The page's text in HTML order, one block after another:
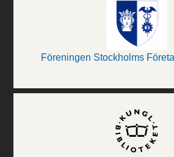
Föreningen Stockholms